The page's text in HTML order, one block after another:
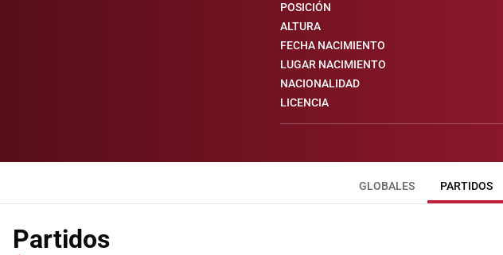
POSICIÓN
ALTURA
FECHA NACIMIENTO
LUGAR NACIMIENTO
NACIONALIDAD
LICENCIA
GLOBALES PARTIDOS
Partidos